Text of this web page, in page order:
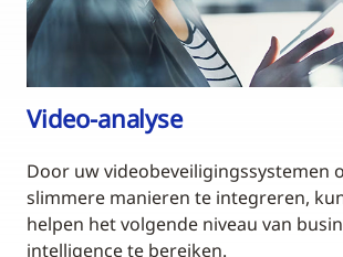
Video-analyse
Door uw videobeveiligingssystemen
slimmere manieren te integreren,
helpen het volgende niveau van
intelligence te bereiken.